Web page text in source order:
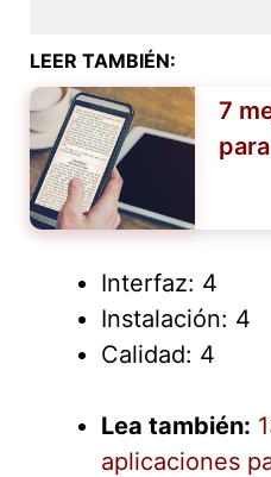
LEER TAMBIÉN:
7
Interfaz: 4
Instalación: 4
Calidad: 4
Lea también:
aplicaciones